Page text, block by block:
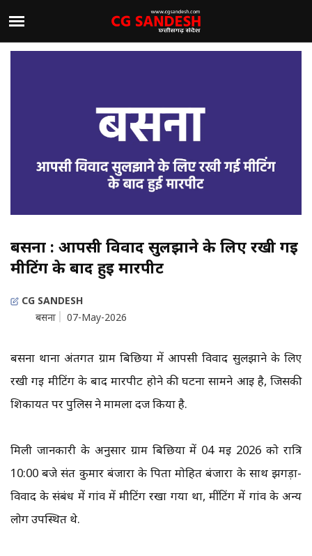
बसना : आपसी विवाद सुलझाने के लिए रखी गई
मीटिंग के बाद हुई मारपीट
CG SANDESH
बसना
07-May-2026
बसना थाना अंतर्गत ग्राम बिछिया में आपसी विवाद सुलझाने के लिए
रखी गई मीटिंग के बाद मारपीट होने की घटना सामने आई है, जिसकी
शिकायत पर पुलिस ने मामला दर्ज किया है.
मिली जानकारी के अनुसार ग्राम बिछिया में 04 मई 2026 को रात्रि
10:00 बजे संत कुमार बंजारा के पिता मोहित बंजारा के साथ झगड़ा-
विवाद के संबंध में गांव में मीटिंग रखा गया था, मींटिंग में गांव के अन्य
लोग उपस्थित थे.